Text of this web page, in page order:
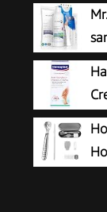
Plus Pack.
Schleifen
sehr